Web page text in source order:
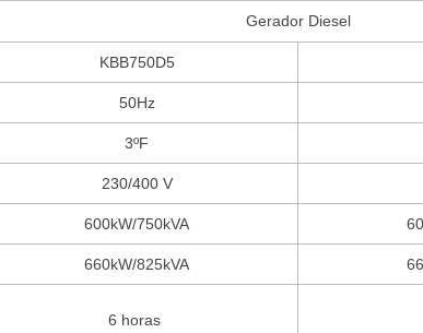
Gerador Diesel
KBB750D5
50Hz
3ºF
230/400 V
600kW/750kVA
660kW/825kVA
6 horas